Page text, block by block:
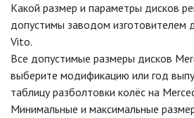
Какой размер и параметры дисков
допустимы заводом изготовителем
Vito.
Все допустимые размеры дисков
выберите модификацию или год
таблицу разболтовки колёс на
Минимальные и максимальные